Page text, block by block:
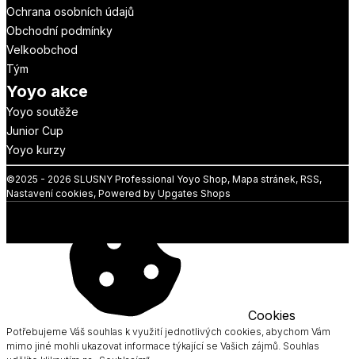
Ochrana osobních údajů
Obchodní podmínky
Velkoobchod
Tým
Yoyo akce
Yoyo soutěže
Junior Cup
Yoyo kurzy
©2025 - 2026 SLUSNY Professional Yoyo Shop, Mapa stránek, RSS,
Nastavení cookies, Powered by Upgates Shops
Cookies
Potřebujeme Váš souhlas k využití jednotlivých cookies, abychom Vám
mimo jiné mohli ukazovat informace týkající se Vašich zájmů. Souhlas